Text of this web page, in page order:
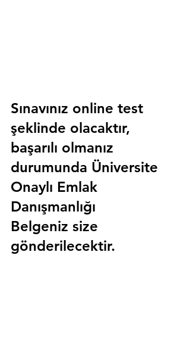
Sınavınız online test
şeklinde olacaktır,
başarılı olmanız
durumunda Üniversite
Onaylı Emlak
Danışmanlığı
Belgeniz size
gönderilecektir.